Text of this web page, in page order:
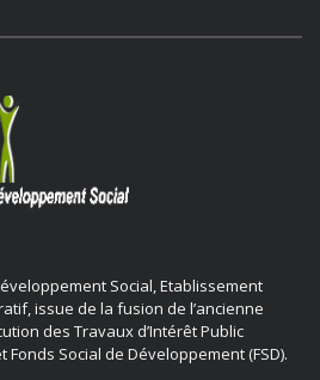
Social, Etablissement
issue de la fusion de l’ancienne
des Travaux d’Intérêt Public
Fonds Social de Développement (FSD).